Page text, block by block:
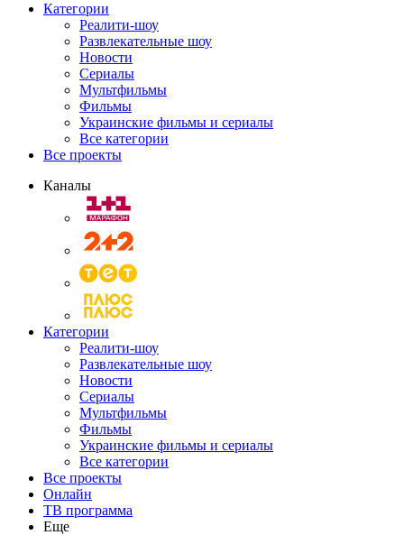
Категории
Реалити-шоу
Развлекательные шоу
Новости
Сериалы
Мультфильмы
Фильмы
Украинские фильмы и сериалы
Все категории
Все проекты
Каналы
Категории
Реалити-шоу
Развлекательные шоу
Новости
Сериалы
Мультфильмы
Фильмы
Украинские фильмы и сериалы
Все категории
Все проекты
Онлайн
ТВ программа
Еще